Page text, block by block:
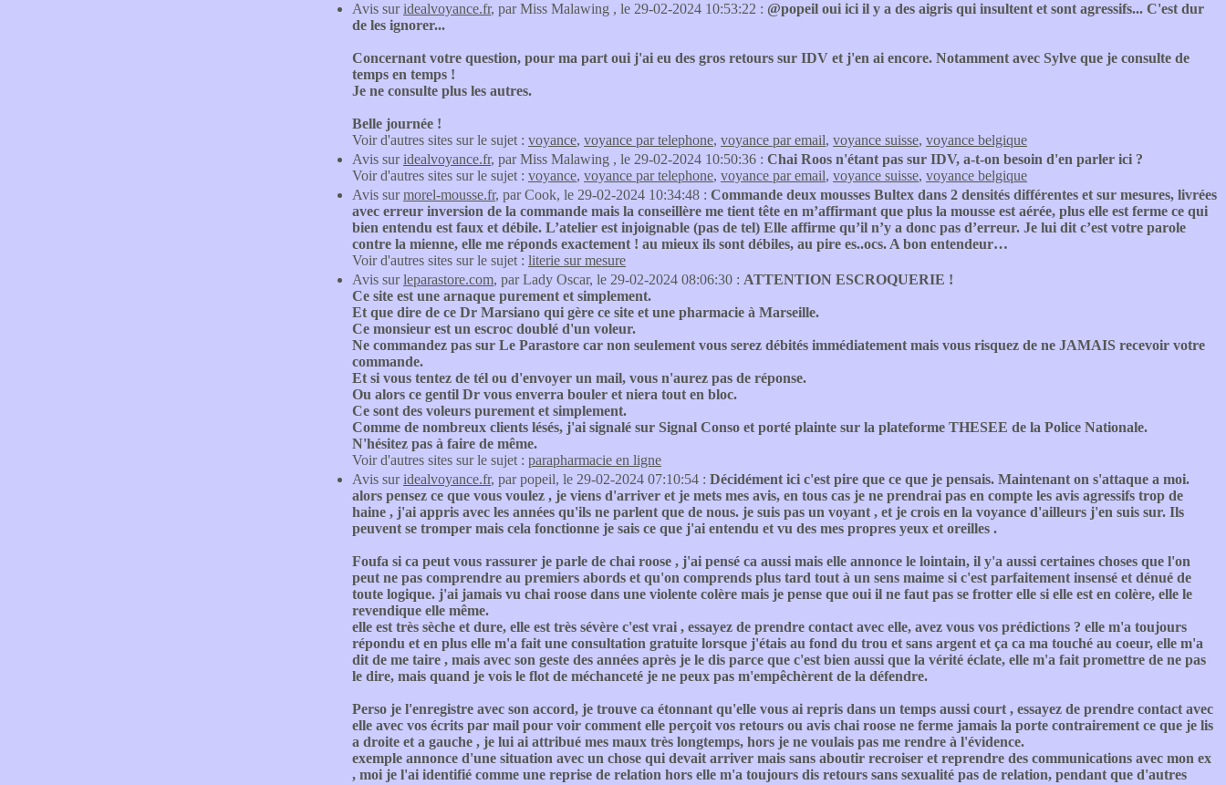
Avis suridealvoyance.fr, par Miss Malawing , le 29-02-2024 10:53:22 : @popeil oui ici il y a des aigris qui insultent et sont agressifs... C'est dur
de les ignorer...
Concernant votre question, pour ma part oui j'ai eu des gros retours sur IDV et j'en ai encore. Notamment avec Sylve que je consulte de
temps en temps !
Je ne consulte plus les autres.
Belle journée !
Voir d'autres sites sur le sujet : voyance, voyance par telephone, voyance par email, voyance suisse, voyance belgique
Avis suridealvoyance.fr, par Miss Malawing , le 29-02-2024 10:50:36 : Chai Roos n'étant pas sur IDV, a-t-on besoin d'en parler ici ?
Voir d'autres sites sur le sujet : voyance, voyance par telephone, voyance par email, voyance suisse, voyance belgique
Avis surmorel-mousse.fr, par Cook, le 29-02-2024 10:34:48 : Commande deux mousses Bultex dans 2 densités différentes et sur mesures, livrées
avec erreur inversion de la commande mais la conseillère me tient tête en m’affirmant que plus la mousse est aérée, plus elle est ferme ce qui
bien entendu est faux et débile. L’atelier est injoignable (pas de tel) Elle affirme qu’il n’y a donc pas d’erreur. Je lui dit c’est votre parole
contre la mienne, elle me réponds exactement ! au mieux ils sont débiles, au pire es..ocs. A bon entendeur…
Voir d'autres sites sur le sujet : literie sur mesure
Avis surleparastore.com, par Lady Oscar, le 29-02-2024 08:06:30 : ATTENTION ESCROQUERIE !
Ce site est une arnaque purement et simplement.
Et que dire de ce Dr Marsiano qui gère ce site et une pharmacie à Marseille.
Ce monsieur est un escroc doublé d'un voleur.
Ne commandez pas sur Le Parastore car non seulement vous serez débités immédiatement mais vous risquez de ne JAMAIS recevoir votre
commande.
Et si vous tentez de tél ou d'envoyer un mail, vous n'aurez pas de réponse.
Ou alors ce gentil Dr vous enverra bouler et niera tout en bloc.
Ce sont des voleurs purement et simplement.
Comme de nombreux clients lésés, j'ai signalé sur Signal Conso et porté plainte sur la plateforme THESEE de la Police Nationale.
N'hésitez pas à faire de même.
Voir d'autres sites sur le sujet : parapharmacie en ligne
Avis suridealvoyance.fr, par popeil, le 29-02-2024 07:10:54 : Décidément ici c'est pire que ce que je pensais. Maintenant on s'attaque a moi.
alors pensez ce que vous voulez , je viens d'arriver et je mets mes avis, en tous cas je ne prendrai pas en compte les avis agressifs trop de
haine , j'ai appris avec les années qu'ils ne parlent que de nous. je suis pas un voyant , et je crois en la voyance d'ailleurs j'en suis sur. Ils
peuvent se tromper mais cela fonctionne je sais ce que j'ai entendu et vu des mes propres yeux et oreilles .
Foufa si ca peut vous rassurer je parle de chai roose , j'ai pensé ca aussi mais elle annonce le lointain, il y'a aussi certaines choses que l'on
peut ne pas comprendre au premiers abords et qu'on comprends plus tard tout à un sens maime si c'est parfaitement insensé et dénué de
toute logique. j'ai jamais vu chai roose dans une violente colère mais je pense que oui il ne faut pas se frotter elle si elle est en colère, elle le
revendique elle même.
elle est très sèche et dure, elle est très sévère c'est vrai , essayez de prendre contact avec elle, avez vous vos prédictions ? elle m'a toujours
répondu et en plus elle m'a fait une consultation gratuite lorsque j'étais au fond du trou et sans argent et ça ca ma touché au coeur, elle m'a
dit de me taire , mais avec son geste des années après je le dis parce que c'est bien aussi que la vérité éclate, elle m'a fait promettre de ne pas
le dire, mais quand je vois le flot de méchanceté je ne peux pas m'empêchèrent de la défendre.
Perso je l'enregistre avec son accord, je trouve ca étonnant qu'elle vous ai repris dans un temps aussi court , essayez de prendre contact avec
elle avec vos écrits par mail pour voir comment elle perçoit vos retours ou avis chai roose ne ferme jamais la porte contrairement ce que je lis
a droite et a gauche , je lui ai attribué mes maux très longtemps, hors je ne voulais pas me rendre à l'évidence.
exemple annonce d'une situation avec un chose qui devait arriver mais sans aboutir recroiser et reprendre des communications avec mon ex
, moi je l'ai identifié comme une reprise de relation hors elle m'a toujours dis retours sans sexualité pas de relation, pendant que d'autres